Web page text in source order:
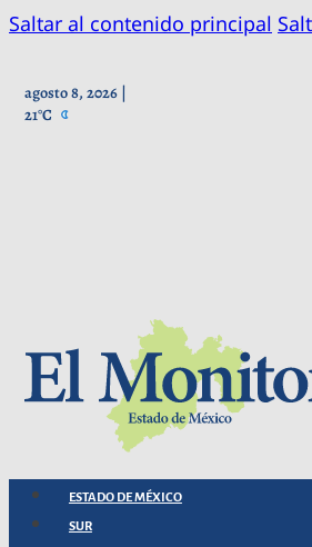
Saltar al contenido principal
agosto 8, 2026 |
21°C
ESTADO DE MÉXICO
SUR